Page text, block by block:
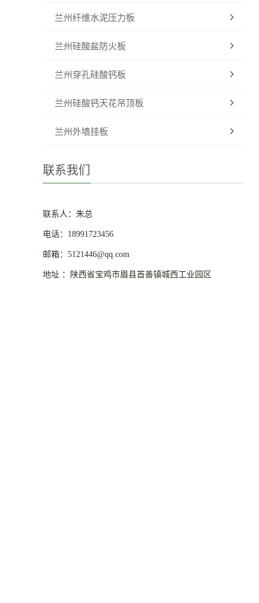
兰州纤维水泥压力板
兰州硅酸盐防火板
兰州穿孔硅酸钙板
兰州硅酸钙天花吊顶板
兰州外墙挂板
联系我们
联系人：朱总
电话：18991723456
邮箱：5121446@qq.com
地址 ：陕西省宝鸡市眉县首善镇城西工业园区